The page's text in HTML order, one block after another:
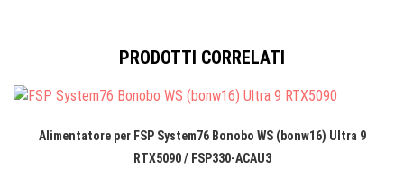
PRODOTTI CORRELATI
Alimentatore per FSP System76 Bonobo WS (bonw16) Ultra 9
RTX5090 / FSP330-ACAU3